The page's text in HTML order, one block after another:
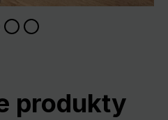
produkty